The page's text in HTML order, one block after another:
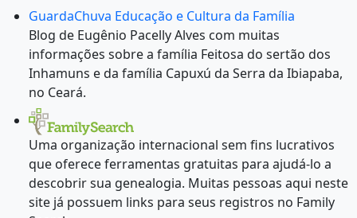
GuardaChuva Educação e Cultura da Família
Blog de Eugênio Pacelly Alves com muitas
informações sobre a família Feitosa do sertão dos
Inhamuns e da família Capuxú da Serra da Ibiapaba,
no Ceará.
Uma organização internacional sem fins lucrativos
que oferece ferramentas gratuitas para ajudá-lo a
descobrir sua genealogia. Muitas pessoas aqui neste
site já possuem links para seus registros no Family